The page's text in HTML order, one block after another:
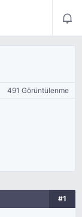
491 Görüntülenme
#1